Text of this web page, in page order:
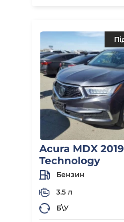
Acura MDX 2019
Technology
Бензин
3.5 л
Б\У